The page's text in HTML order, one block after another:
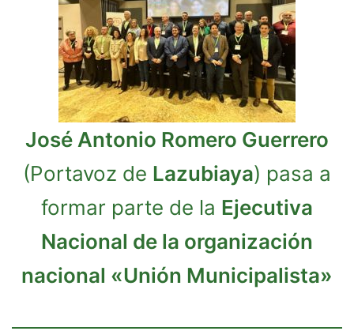
José Antonio Romero Guerrero
(Portavoz de Lazubiaya) pasa a
formar parte de la Ejecutiva
Nacional de la organización
nacional «Unión Municipalista»